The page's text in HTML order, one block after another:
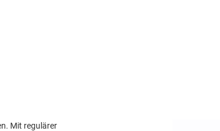
Mit regulärer